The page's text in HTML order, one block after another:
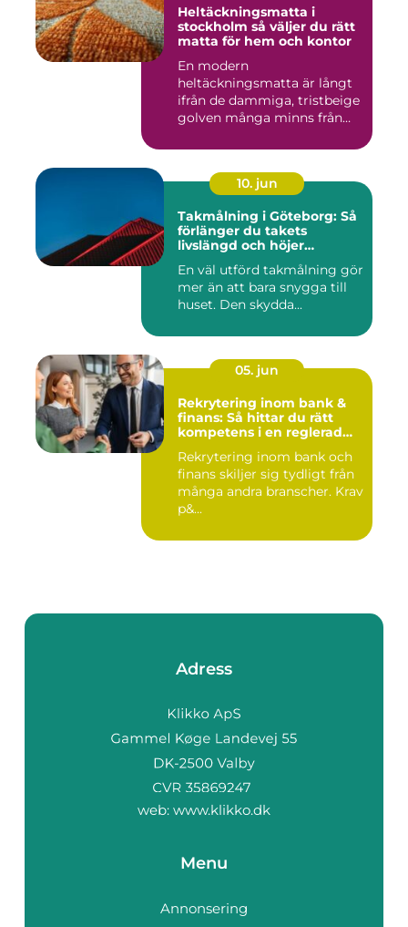
Heltäckningsmatta i
stockholm så väljer du rätt
matta för hem och kontor
En modern
heltäckningsmatta är långt
ifrån de dammiga, tristbeige
golven många minns från
10. jun
Takmålning i Göteborg: Så
förlänger du takets
livslängd och höjer
En väl utförd takmålning gör
mer än att bara snygga till
huset. Den skydda...
05. jun
Rekrytering inom bank &
finans: Så hittar du rätt
kompetens i en reglerad
Rekrytering inom bank och
finans skiljer sig tydligt från
många andra branscher. Krav
p&...
Adress
web: www.klikko.dk
Menu
Annonsering